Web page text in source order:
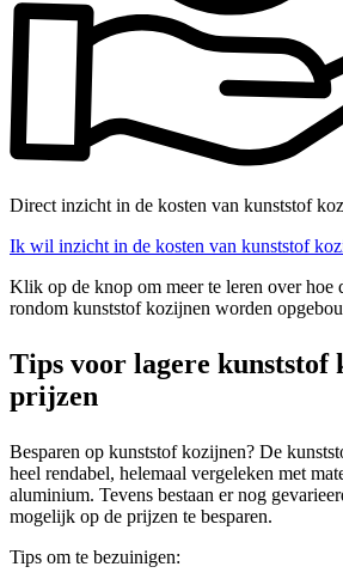
Direct inzicht in de kosten van kunststof
Ik wil inzicht in de kosten van kunststof
Klik op de knop om meer te leren over hoe
rondom kunststof kozijnen worden
Tips voor lagere kunststof
prijzen
Besparen op kunststof kozijnen? De
heel rendabel, helemaal vergeleken met
aluminium. Tevens bestaan er nog
mogelijk op de prijzen te besparen.
Tips om te bezuinigen: